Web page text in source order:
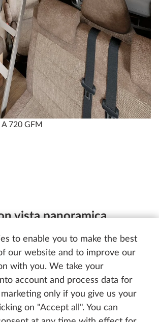
to enable you to make the best
our website and to improve our
with you. We take your
account and process data for
only if you give us your
on "Accept all". You can
720 GFM
vista panoramica
angolare non si ha solo una
di tutti gli utensili da cucina. La
d’ingresso offrono anche una
mentre il cibo cuoce sul piano
piano di lavoro pieghevole
in posizione quando si tagliuzza,